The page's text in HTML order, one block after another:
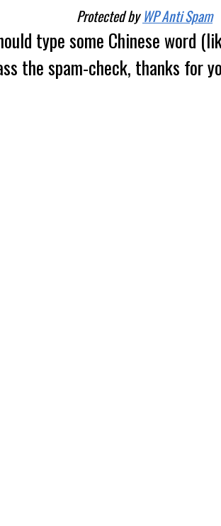
Protected byWP Anti Spam
type some Chinese word
the spam-check, thanks for